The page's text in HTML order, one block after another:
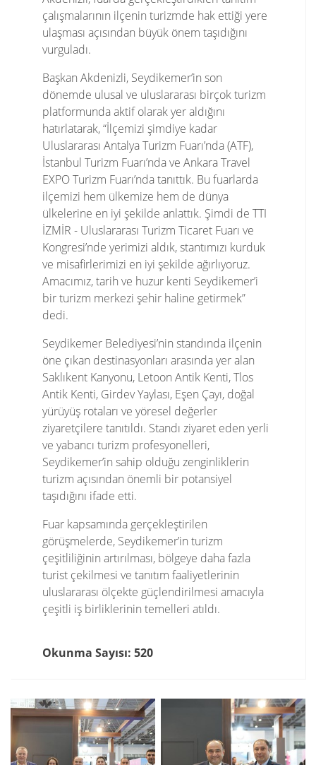
çalışmalarının ilçenin turizmde hak ettiği yere
ulaşması açısından büyük önem taşıdığını
vurguladı.
Başkan Akdenizli, Seydikemer’in son
dönemde ulusal ve uluslararası birçok turizm
platformunda aktif olarak yer aldığını
hatırlatarak, “İlçemizi şimdiye kadar
Uluslararası Antalya Turizm Fuarı’nda (ATF),
İstanbul Turizm Fuarı’nda ve Ankara Travel
EXPO Turizm Fuarı’nda tanıttık. Bu fuarlarda
ilçemizi hem ülkemize hem de dünya
ülkelerine en iyi şekilde anlattık. Şimdi de TTI
İZMİR - Uluslararası Turizm Ticaret Fuarı ve
Kongresi’nde yerimizi aldık, stantımızı kurduk
ve misafirlerimizi en iyi şekilde ağırlıyoruz.
Amacımız, tarih ve huzur kenti Seydikemer’i
bir turizm merkezi şehir haline getirmek”
dedi.
Seydikemer Belediyesi’nin standında ilçenin
öne çıkan destinasyonları arasında yer alan
Saklıkent Kanyonu, Letoon Antik Kenti, Tlos
Antik Kenti, Girdev Yaylası, Eşen Çayı, doğal
yürüyüş rotaları ve yöresel değerler
ziyaretçilere tanıtıldı. Standı ziyaret eden yerli
ve yabancı turizm profesyonelleri,
Seydikemer’in sahip olduğu zenginliklerin
turizm açısından önemli bir potansiyel
taşıdığını ifade etti.
Fuar kapsamında gerçekleştirilen
görüşmelerde, Seydikemer’in turizm
çeşitliliğinin artırılması, bölgeye daha fazla
turist çekilmesi ve tanıtım faaliyetlerinin
uluslararası ölçekte güçlendirilmesi amacıyla
çeşitli iş birliklerinin temelleri atıldı.
Okunma Sayısı: 520